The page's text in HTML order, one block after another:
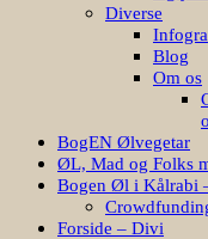
Diverse
Blog
Om os
BogEN Ølvegetar
ØL, Mad og Folks
Bogen Øl i Kålrabi
Forside – Divi